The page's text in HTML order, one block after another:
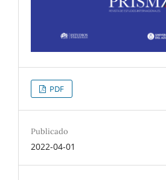
PDF
Publicado
2022-04-01